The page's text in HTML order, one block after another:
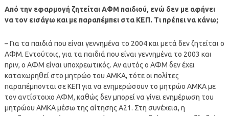
Από την εφαρμογή ζητείται ΑΦΜ παιδιού, ενώ δεν με αφήνει
να τον εισάγω και με παραπέμπει στα ΚΕΠ. Τι πρέπει να κάνω;
– Για τα παιδιά που είναι γεννημένα το 2004 και μετά δεν ζητείται ο
ΑΦΜ. Εντούτοις, για τα παιδιά που είναι γεννημένα το 2003 και
πριν, ο ΑΦΜ είναι υποχρεωτικός. Αν αυτός ο ΑΦΜ δεν έχει
καταχωρηθεί στο μητρώο του ΑΜΚΑ, τότε οι πολίτες
παραπέμπονται σε ΚΕΠ για να ενημερώσουν το μητρώο ΑΜΚΑ με
τον αντίστοιχο ΑΦΜ, καθώς δεν μπορεί να γίνει ενημέρωση του
μητρώου ΑΜΚΑ μέσω της αίτησης Α21. Στη συνέχεια, η